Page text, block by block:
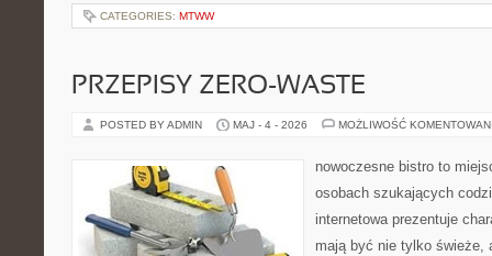
CATEGORIES: MTWW
PRZEPISY ZERO-WASTE
POSTED BY ADMIN MAJ - 4 - 2026 MOŻLIWOŚĆ
nowoczesne bistro to
osobach szukających
internetowa prezentuje
mają być nie tylko świeże,